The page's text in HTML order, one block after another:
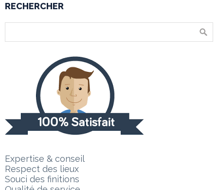
RECHERCHER
Expertise & conseil
Respect des lieux
Souci des finitions